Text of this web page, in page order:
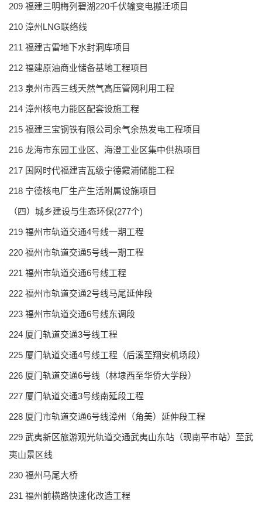
209 福建三明梅列碧湖220千伏输变电搬迁项目
210 漳州LNG联络线
211 福建古雷地下水封洞库项目
212 福建原油商业储备基地工程项目
213 泉州市西三线天然气高压管网利用工程
214 漳州核电力能区配套设施工程
215 福建三宝钢铁有限公司余气余热发电工程项目
216 龙海市东园工业区、海澄工业区集中供热项目
217 国网时代福建吉瓦级宁德霞浦储能工程
218 宁德核电厂生产生活附属设施项目
（四）城乡建设与生态环保(277个)
219 福州市轨道交通4号线一期工程
220 福州市轨道交通5号线一期工程
221 福州市轨道交通6号线工程
222 福州市轨道交通2号线马尾延伸段
223 福州市轨道交通6号线东调段
224 厦门轨道交通3号线工程
225 厦门轨道交通4号线工程（后溪至翔安机场段）
226 厦门轨道交通6号线（林埭西至华侨大学段）
227 厦门轨道交通3号线南延段工程
228 厦门市轨道交通6号线漳州（角美）延伸段工程
229 武夷新区旅游观光轨道交通武夷山东站（现南平市站）至武
夷山景区线
230 福州马尾大桥
231 福州前横路快速化改造工程